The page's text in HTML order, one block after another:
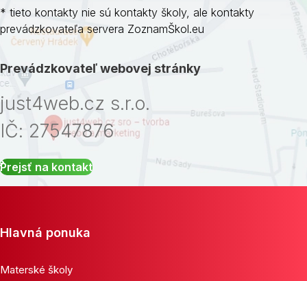
* tieto kontakty nie sú kontakty školy, ale kontakty
prevádzkovateľa servera ZoznamŠkol.eu
Prevádzkovateľ webovej stránky
just4web.cz s.r.o.
IČ: 27547876
Prejsť na kontakt
Hlavná ponuka
Materské školy